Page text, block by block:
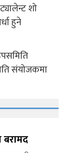
शो
हुने
संयोजकमा
बरामद